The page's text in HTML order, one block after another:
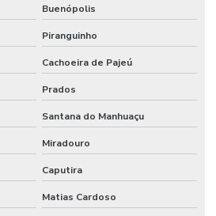
Buenópolis
Piranguinho
Cachoeira de Pajeú
Prados
Santana do Manhuaçu
Miradouro
Caputira
Matias Cardoso